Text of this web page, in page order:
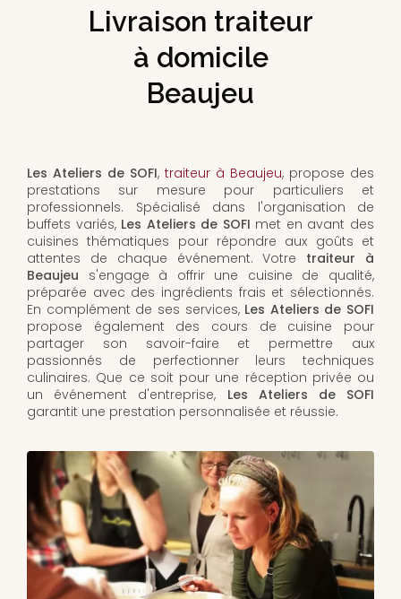
Livraison traiteur
à domicile
Beaujeu
Les Ateliers de SOFI, traiteur à Beaujeu, propose des
prestations sur mesure pour particuliers et
professionnels. Spécialisé dans l'organisation de
buffets variés, Les Ateliers de SOFI met en avant des
cuisines thématiques pour répondre aux goûts et
attentes de chaque événement. Votre traiteur à
Beaujeu s'engage à offrir une cuisine de qualité,
préparée avec des ingrédients frais et sélectionnés.
En complément de ses services, Les Ateliers de SOFI
propose également des cours de cuisine pour
partager son savoir-faire et permettre aux
passionnés de perfectionner leurs techniques
culinaires. Que ce soit pour une réception privée ou
un événement d'entreprise, Les Ateliers de SOFI
garantit une prestation personnalisée et réussie.